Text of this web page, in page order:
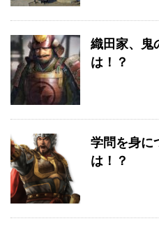
織田家、鬼
は！？
学問を身に
は！？